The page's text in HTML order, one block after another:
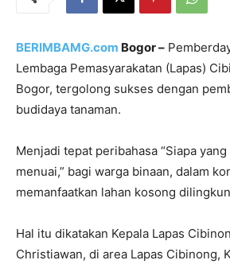
BERIMBAMG.com Bogor –
Lembaga Pemasyarakatan (Lapas)
Bogor, tergolong sukses dengan
budidaya tanaman.
Menjadi tepat peribahasa “Siapa
menuai,” bagi warga binaan, dalam
memanfaatkan lahan kosong
Hal itu dikatakan Kepala Lapas
Christiawan, di area Lapas Cibinong,